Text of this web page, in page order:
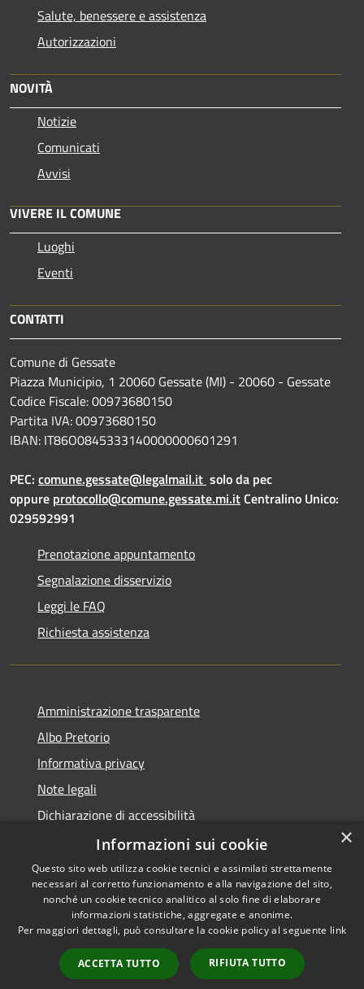
Salute, benessere e assistenza
Autorizzazioni
NOVITÀ
Notizie
Comunicati
Avvisi
VIVERE IL COMUNE
Luoghi
Eventi
CONTATTI
Comune di Gessate
Piazza Municipio, 1 20060 Gessate (MI) - 20060 - Gessate
Codice Fiscale: 00973680150
Partita IVA: 00973680150
IBAN: IT86O0845333140000000601291
PEC: comune.gessate@legalmail.it solo da pec
oppure protocollo@comune.gessate.mi.itCentralino Unico:
029592991
Prenotazione appuntamento
Segnalazione disservizio
Leggi le FAQ
Richiesta assistenza
Amministrazione trasparente
Albo Pretorio
Informativa privacy
Note legali
Dichiarazione di accessibilità
Dichiarazione di accessibilità dal 2025
RSS
Accessibilità
Copyright © 2026 • Comune di
Gessate • Powered by
Municipium•
Accesso
redazione
×
Informazioni sui cookie
Questo sito web utilizza cookie tecnici e assimilati strettamente
necessari al corretto funzionamento e alla navigazione del sito,
nonché un cookie tecnico analitico al solo fine di elaborare
informazioni statistiche, aggregate e anonime.
Per maggiori dettagli, può consultare la cookie policy al seguente link
ACCETTA TUTTO RIFIUTA TUTTO